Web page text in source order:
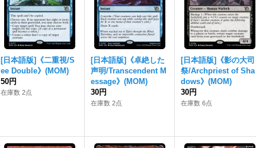
[日本語版]《二重視/S
ee Double》(MOM)
50円
在庫数 2点
[日本語版]《卓絶した
声明/Transcendent M
essage》(MOM)
30円
在庫数 2点
[日本語版]《影の大司
祭/Archpriest of Sha
dows》(MOM)
30円
在庫数 6点